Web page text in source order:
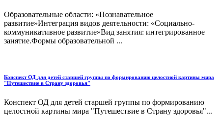
Образовательные области: «Познавательное
развитие»Интеграция видов деятельности: «Социально-
коммуникативное развитие»Вид занятия: интегрированное
занятие.Формы образовательной ...
Конспект ОД для детей старшей группы по формированию целостной картины мира
"Путешествие в Страну здоровья"
Конспект ОД для детей старшей группы по формированию
целостной картины мира "Путешествие в Страну здоровья"...